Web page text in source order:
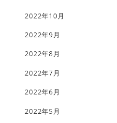
2022年10月
2022年9月
2022年8月
2022年7月
2022年6月
2022年5月